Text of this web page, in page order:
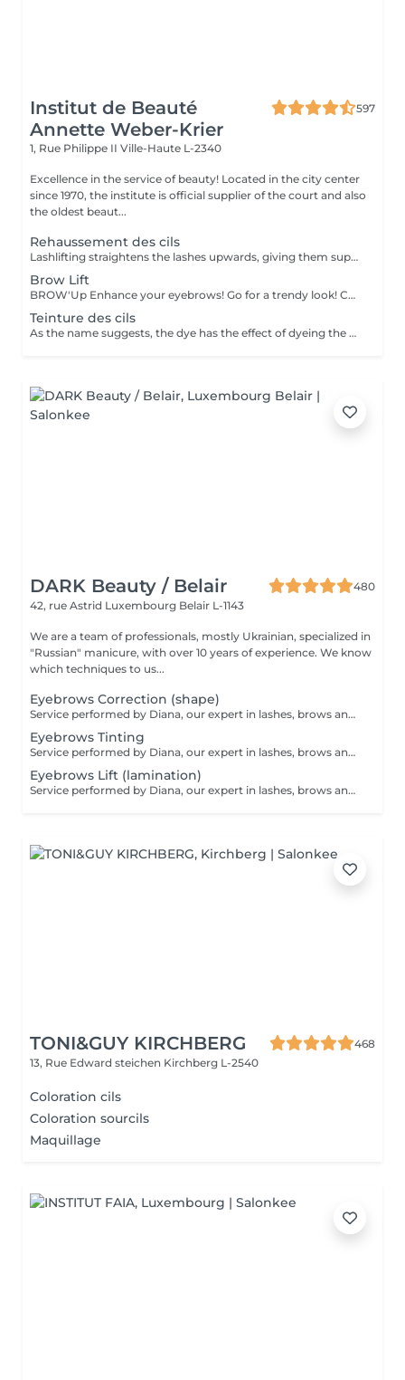
Institut de Beauté
Annette Weber-Krier
597
1, Rue Philippe II Ville-Haute L-2340
Excellence in the service of beauty! Located in the city center
since 1970, the institute is official supplier of the court and also
the oldest beaut...
Rehaussement des cils
Lashlifting straightens the lashes upwards, giving them superb curvature, length, height and volume: your lashes appear longer and denser. For all those who want to have an intense look and longer eyelashes this is a technique that lengthens your own eyelashes without having to resort to eyelash extensions. It can be complementary to the application of eyelash extensions, in order to facilitate their application when your eyelashes are too straight or too curved: Beauty in the blink of an eye! The treatment lasts only 45 minutes and is not uncomfortable: its curling effect lasts between 8 and 12 weeks, which corresponds to the natural cycle of the eyelashes. Immediately after the enhancement, we offer either an eyelash tint, to intensify the color of your eyelashes, or a keratin treatment, a unique treatment to nourish, thicken and hydrate your natural eyelashes, or the application of a semi-permanent mascara to further improve the 'made-up' appearance (held for 3-4 weeks). You have the possibility to do all these treatments in the same session :))
Brow Lift
BROW'Up Enhance your eyebrows! Go for a trendy look! Check out this latest trend! The principle consists in modifying the movement of your hairs in a lasting way (+/- 6 weeks) by raising them upwards and / or in their natural movement. Why ? The eyebrow will be more open, denser, it will open the eyes considerably. Widely used by the greatest make-up artists, styling the eyebrow upwards has a real impact on the eyes, which appear to be lifted, enhanced. Also widely used in Latin America and Asia, as the hairs tend to fall down. This technique allows them to be disciplined to obtain a harmonious line. Very useful also for eyebrows which curl, which take bad folds, or which are too long. The goal is to tack them in the most optimal direction. Gentlemen, this technique may also be suitable for you to discipline eyebrow volumes! Sublime marriage with 3D / HD Brow dye
Teinture des cils
As the name suggests, the dye has the effect of dyeing the eyelashes or eyebrows and coating them very lightly. Ideal for people with light eyelashes or eyebrows who wish to have darker eyelashes or eyebrows (black, brown, brown, etc.) with or without mascara.
DARK Beauty / Belair
480
42, rue Astrid Luxembourg Belair L-1143
We are a team of professionals, mostly Ukrainian, specialized in
"Russian" manicure, with over 10 years of experience. We know
which techniques to us...
Eyebrows Correction (shape)
Service performed by Diana, our expert in lashes, brows and hair removal, with over 10 years of experience, ensuring precision and high-quality results.
Eyebrows Tinting
Service performed by Diana, our expert in lashes, brows and hair removal, with over 10 years of experience, ensuring precision and high-quality results.
Eyebrows Lift (lamination)
Service performed by Diana, our expert in lashes, brows and hair removal, with over 10 years of experience, ensuring precision and high-quality results.
TONI&GUY KIRCHBERG
468
13, Rue Edward steichen Kirchberg L-2540
Coloration cils
Coloration sourcils
Maquillage